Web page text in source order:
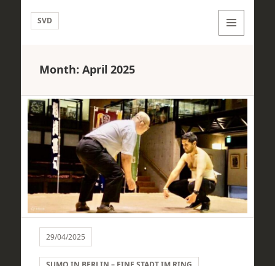
SVD
Month: April 2025
29/04/2025